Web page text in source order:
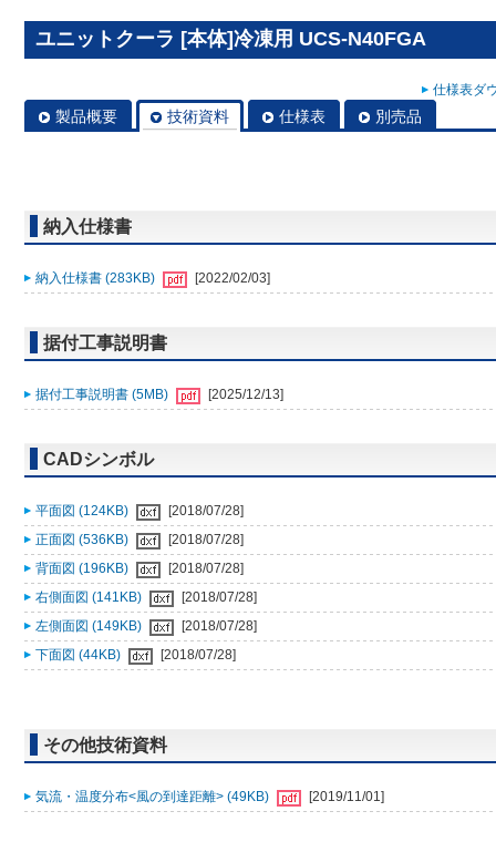
ユニットクーラ [本体]冷凍用 UCS-N40FGA
仕様表ダ
製品概要 技術資料 仕様表 別売品
納入仕様書
納入仕様書 (283KB) [2022/02/03]
据付工事説明書
据付工事説明書 (5MB) [2025/12/13]
CADシンボル
平面図 (124KB)
[2018/07/28]
正面図 (536KB)
[2018/07/28]
背面図 (196KB)
[2018/07/28]
右側面図 (141KB)
[2018/07/28]
左側面図 (149KB)
[2018/07/28]
下面図 (44KB)
[2018/07/28]
その他技術資料
気流・温度分布<風の到達距離> (49KB) [2019/11/01]